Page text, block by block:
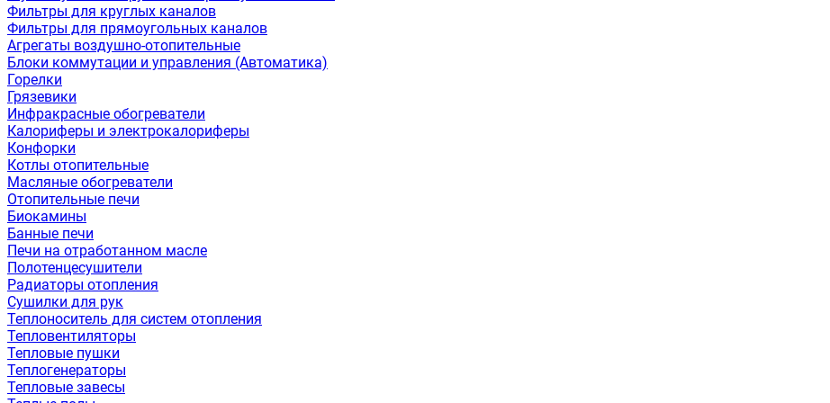
Фильтры для круглых каналов
Фильтры для прямоугольных каналов
Агрегаты воздушно-отопительные
Блоки коммутации и управления (Автоматика)
Горелки
Грязевики
Инфракрасные обогреватели
Калориферы и электрокалориферы
Конфорки
Котлы отопительные
Масляные обогреватели
Отопительные печи
Биокамины
Банные печи
Печи на отработанном масле
Полотенцесушители
Радиаторы отопления
Сушилки для рук
Теплоноситель для систем отопления
Тепловентиляторы
Тепловые пушки
Теплогенераторы
Тепловые завесы